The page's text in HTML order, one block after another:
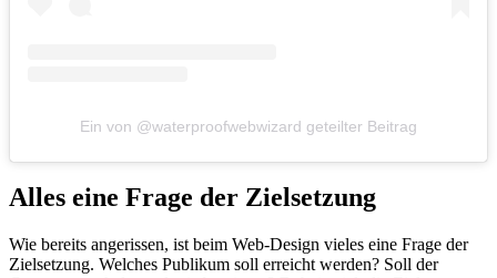
Ein von @waterproofwebwizard geteilter Beitrag
Alles eine Frage der Zielsetzung
Wie bereits angerissen, ist beim Web-Design vieles eine Frage der
Zielsetzung. Welches Publikum soll erreicht werden? Soll der